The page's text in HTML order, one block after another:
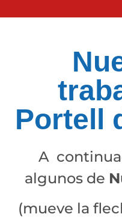
Portell
A
algunos de
(mueve la